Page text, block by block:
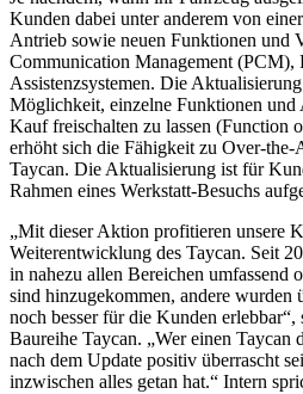
Kunden dabei unter anderem von
Antrieb sowie neuen Funktionen und
Communication Management (PCM),
Assistenzsystemen. Die
Möglichkeit, einzelne Funktionen und
Kauf freischalten zu lassen (Function
erhöht sich die Fähigkeit zu Over-
Taycan. Die Aktualisierung ist für
Rahmen eines Werkstatt-Besuchs
„Mit dieser Aktion profitieren unsere
Weiterentwicklung des Taycan. Seit
in nahezu allen Bereichen umfassend
sind hinzugekommen, andere wurden
noch besser für die Kunden
Baureihe Taycan. „Wer einen Taycan
nach dem Update positiv überrascht
inzwischen alles getan hat.“ Intern